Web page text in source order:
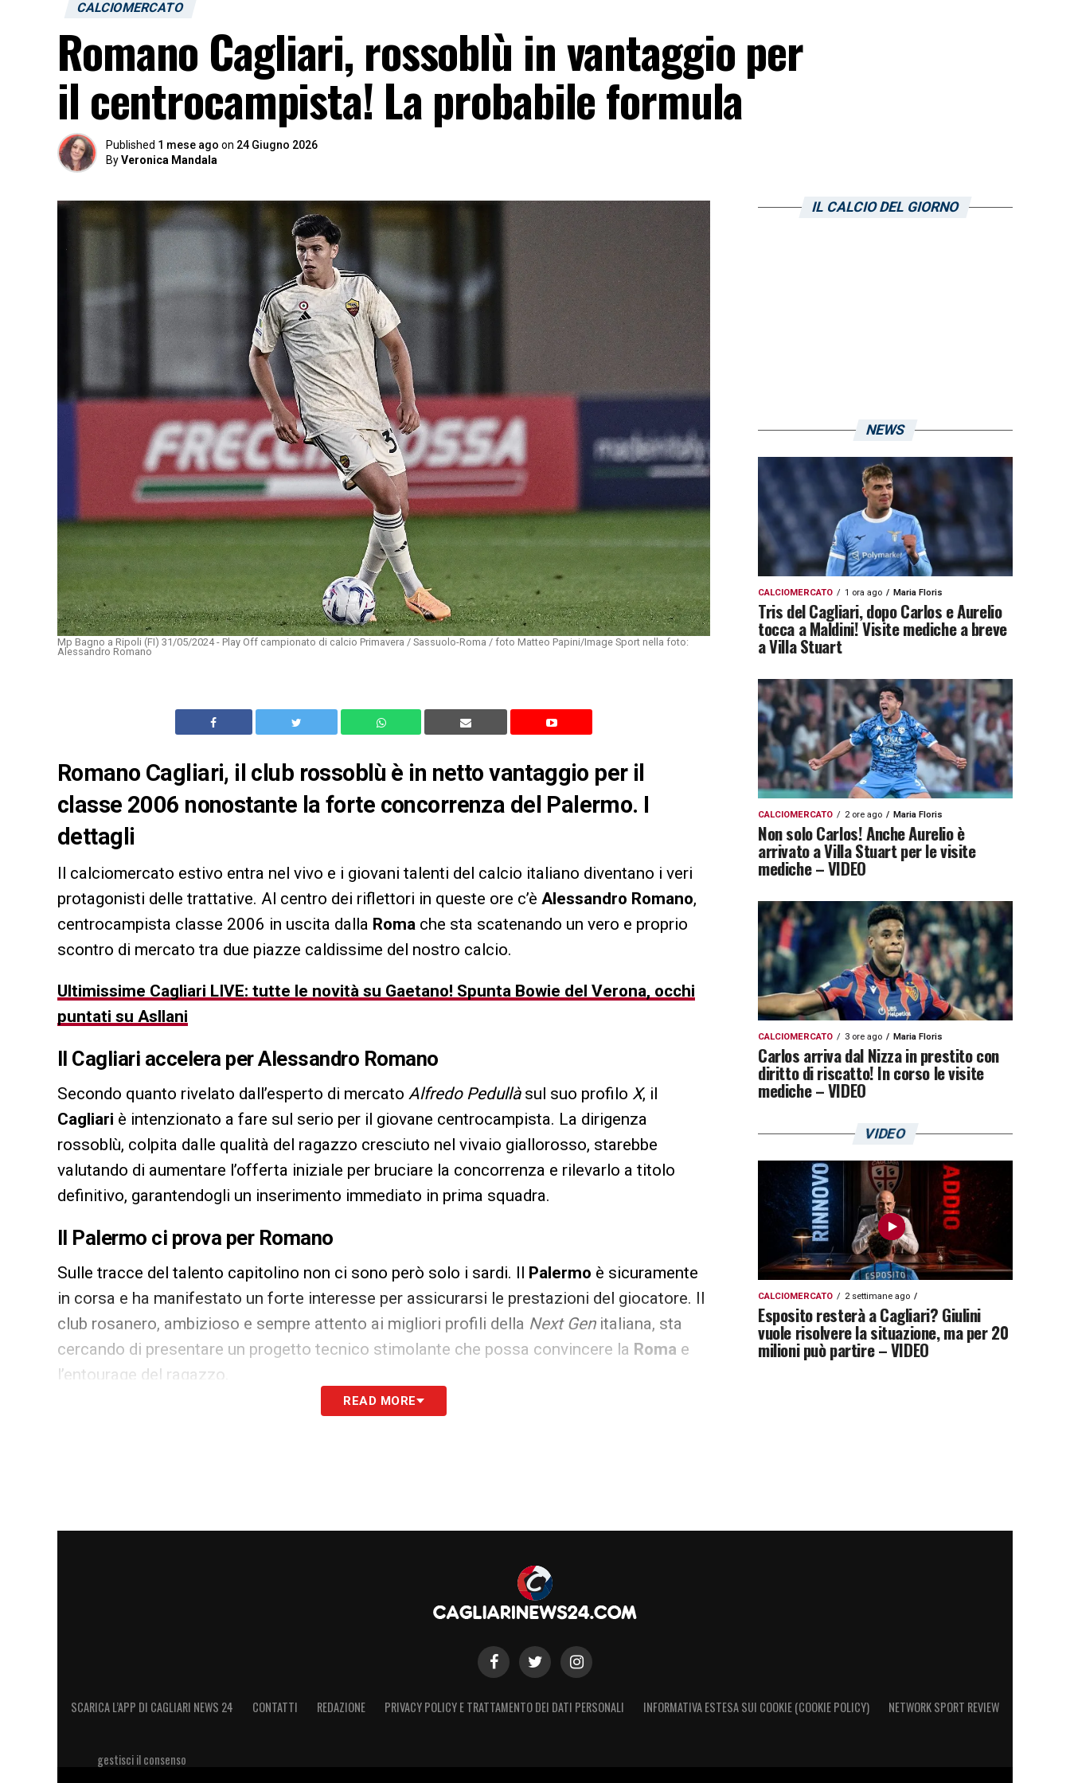
CALCIOMERCATO
Romano Cagliari, rossoblù in vantaggio per
il centrocampista! La probabile formula
Published 1 mese ago on 24 Giugno 2026
ByVeronica Mandala
Mp Bagno a Ripoli (FI) 31/05/2024 - Play Off campionato di calcio Primavera / Sassuolo-Roma / foto Matteo Papini/Image Sport nella foto:
Alessandro Romano
Romano Cagliari, il club rossoblù è in netto vantaggio per il
classe 2006 nonostante la forte concorrenza del Palermo. I
dettagli
Il calciomercato estivo entra nel vivo e i giovani talenti del calcio italiano diventano i veri
protagonisti delle trattative. Al centro dei riflettori in queste ore c’è Alessandro Romano,
centrocampista classe 2006 in uscita dalla Roma che sta scatenando un vero e proprio
scontro di mercato tra due piazze caldissime del nostro calcio.
Ultimissime Cagliari LIVE: tutte le novità su Gaetano! Spunta Bowie del Verona, occhi
puntati su Asllani
Il Cagliari accelera per Alessandro Romano
Secondo quanto rivelato dall’esperto di mercato Alfredo Pedullàsul suo profilo X, il
Cagliari è intenzionato a fare sul serio per il giovane centrocampista. La dirigenza
rossoblù, colpita dalle qualità del ragazzo cresciuto nel vivaio giallorosso, starebbe
valutando di aumentare l’offerta iniziale per bruciare la concorrenza e rilevarlo a titolo
definitivo, garantendogli un inserimento immediato in prima squadra.
Il Palermo ci prova per Romano
Sulle tracce del talento capitolino non ci sono però solo i sardi. Il Palermo è sicuramente
in corsa e ha manifestato un forte interesse per assicurarsi le prestazioni del giocatore. Il
club rosanero, ambizioso e sempre attento ai migliori profili della Next Genitaliana, sta
cercando di presentare un progetto tecnico stimolante che possa convincere la Roma e
l’entourage del ragazzo.
La preferenza di Romano tra Serie A e Serie B
trattativa, mette ilCagliariin una posizione di netto vantaggio rispetto ai siciliani.
READ MORE
IL CALCIO DEL GIORNO
NEWS
CALCIOMERCATO 1 ora ago Maria Floris
Tris del Cagliari, dopo Carlos e Aurelio
tocca a Maldini! Visite mediche a breve
a Villa Stuart
CALCIOMERCATO 2 ore ago Maria Floris
Non solo Carlos! Anche Aurelio è
arrivato a Villa Stuart per le visite
mediche – VIDEO
CALCIOMERCATO 3 ore ago Maria Floris
Carlos arriva dal Nizza in prestito con
diritto di riscatto! In corso le visite
mediche – VIDEO
VIDEO
CALCIOMERCATO 2 settimane ago
Esposito resterà a Cagliari? Giulini
vuole risolvere la situazione, ma per 20
milioni può partire – VIDEO
SCARICA L’APP DI CAGLIARI NEWS 24 CONTATTI REDAZIONE PRIVACY POLICY E TRATTAMENTO DEI DATI PERSONALI INFORMATIVA ESTESA SUI COOKIE (COOKIE POLICY) NETWORK SPORT REVIEW
gestisci il consenso